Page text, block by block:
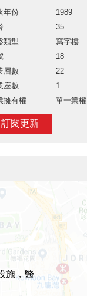
年份
1989
35
類型
寫字樓
18
層數
22
座數
1
擁有權
單一業權
訂閱更新
施，醫